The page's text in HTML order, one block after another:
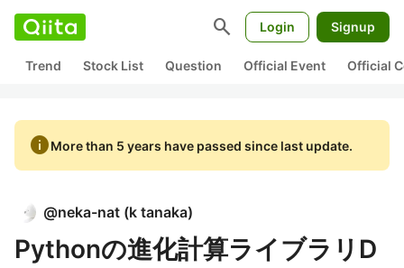
search Login Signup
Trend Stock List Question Official Event Official
infoMore than 5 years have passed since last update.
@neka-nat (k tanaka)
Pythonの進化計算ライブラリD